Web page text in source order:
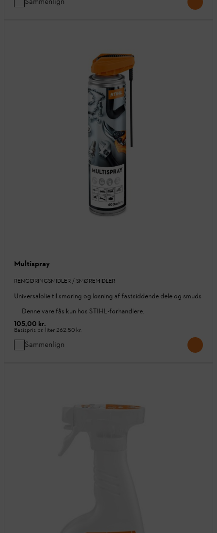
Multispray
RENGØRINGSMIDLER / SMØREMIDLER
Universalolie til smøring og løsning af fastsiddende dele og smuds
Denne vare fås kun hos STIHL-forhandlere.
105,00 kr.
Basispris pr. liter 262,50 kr.
Sammenlign